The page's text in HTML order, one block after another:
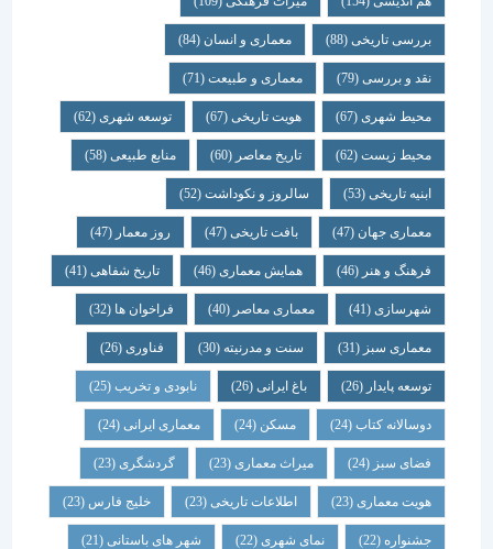
بررسی تاریخی(88) معماری و انسان(84)
نقد و بررسی(79) معماری و طبیعت(71)
محیط شهری(67) هویت تاریخی(67) توسعه شهری(62)
محیط زیست(62) تاریخ معاصر(60) منابع طبیعی(58)
ابنیه تاریخی(53) سالروز و نکوداشت(52)
معماری جهان(47) بافت تاریخی(47) روز معمار(47)
فرهنگ و هنر(46) همایش معماری(46) تاریخ شفاهی(41)
شهرسازی(41) معماری معاصر(40) فراخوان ها(32)
معماری سبز(31) سنت و مدرنیته(30) فناوری(26)
توسعه پایدار(26) باغ ایرانی (26) نابودی و تخریب (25)
دوسالانه کتاب(24) مسکن(24) معماری ایرانی (24)
فضای سبز(24) میراث معماری(23) گردشگری(23)
هویت معماری(23) اطلاعات تاریخی(23) خلیج فارس (23)
جشنواره(22) نمای شهری(22) شهر های باستانی(21)